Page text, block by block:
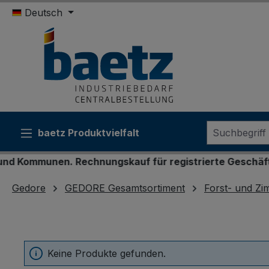
Hauptinhalt springen
Zur Suche springen
Zur Hauptnavigation springen
Deutsch
baetz Produktvielfalt
Rechnungskauf für registrierte
Gedore GEDORE Gesamtsortiment Forst- und
Keine Produkte gefunden.